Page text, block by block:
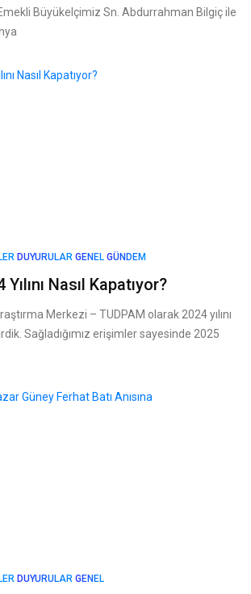
Emekli Büyükelçimiz Sn. Abdurrahman Bilgiç ile
DUYURULAR GENEL GÜNDEM
Nasıl Kapatıyor?
Merkezi – TUDPAM olarak 2024 yılını
Sağladığımız erişimler sayesinde 2025
DUYURULAR GENEL